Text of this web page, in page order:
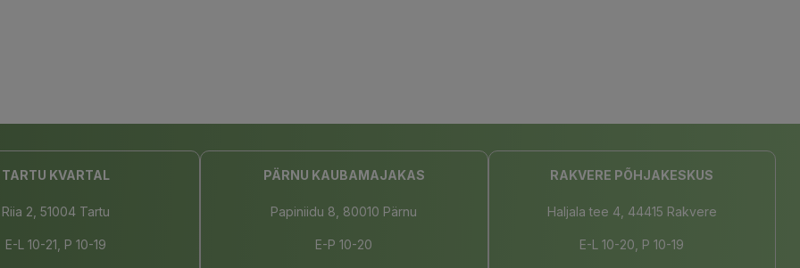
TARTU KVARTAL
Riia 2, 51004 Tartu
E-L 10-21, P 10-19
PÄRNU KAUBAMAJAKAS
Papiniidu 8, 80010 Pärnu
E-P 10-20
RAKVERE PÕHJAKESKUS
Haljala tee 4, 44415 Rakvere
E-L 10-20, P 10-19